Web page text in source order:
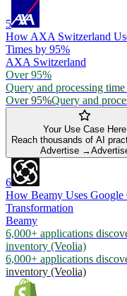
5
How AXA Switzerland
Times by 95%
AXA Switzerland
Over 95%
Query and processing
Over 95%Query and
Your Use Case Here
Reach thousands of AI
Advertise →
6
How Beamy Uses
Transformation
Beamy
6,000+ applications
inventory (Veolia)
6,000+ applications
inventory (Veolia)